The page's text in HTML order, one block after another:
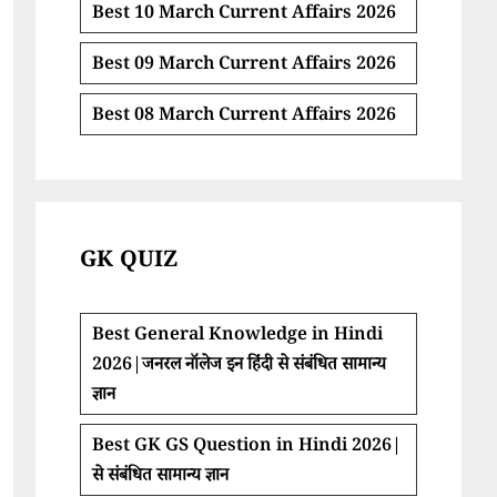
Best 10 March Current Affairs 2026
Best 09 March Current Affairs 2026
Best 08 March Current Affairs 2026
GK QUIZ
Best General Knowledge in Hindi
2026|जनरल नॉलेज इन हिंदी से संबंधित सामान्य
ज्ञान
Best GK GS Question in Hindi 2026|
से संबंधित सामान्य ज्ञान